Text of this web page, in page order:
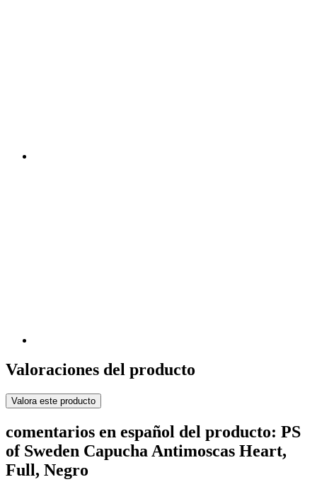
Valoraciones del producto
Valora este producto
comentarios en español del producto: PS
of Sweden Capucha Antimoscas Heart,
Full, Negro